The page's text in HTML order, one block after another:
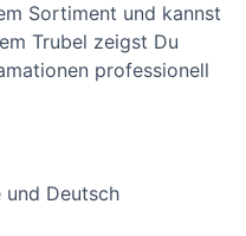
Sortiment und kannst
Trubel zeigst Du
professionell
Deutsch